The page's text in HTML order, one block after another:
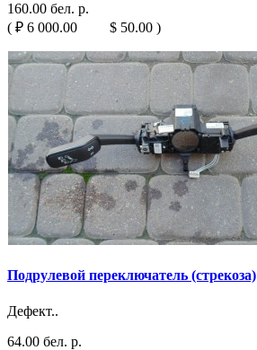
160.00 бел. р.
( ₽ 6 000.00 $ 50.00 )
Подрулевой переключатель (стрекоза)
Дефект..
64.00 бел. р.